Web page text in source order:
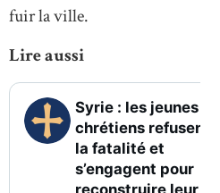
fuir la ville.
Lire aussi